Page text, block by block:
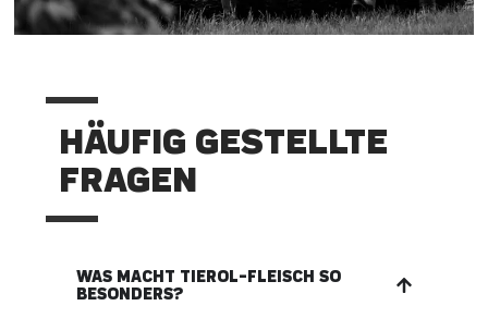
HÄUFIG GESTELLTE
FRAGEN
WAS MACHT TIEROL-FLEISCH SO
BESONDERS?